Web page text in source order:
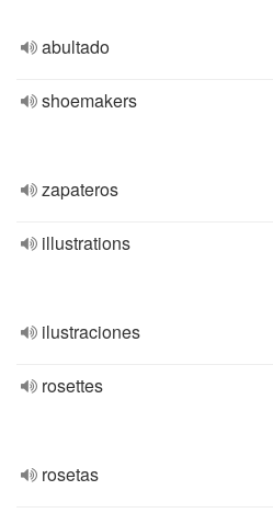
abultado
shoemakers
zapateros
illustrations
ilustraciones
rosettes
rosetas